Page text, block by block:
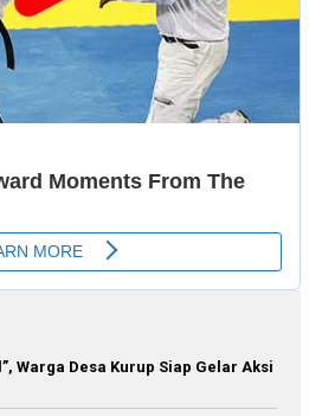
Warga Desa Kurup Siap Gelar Aksi